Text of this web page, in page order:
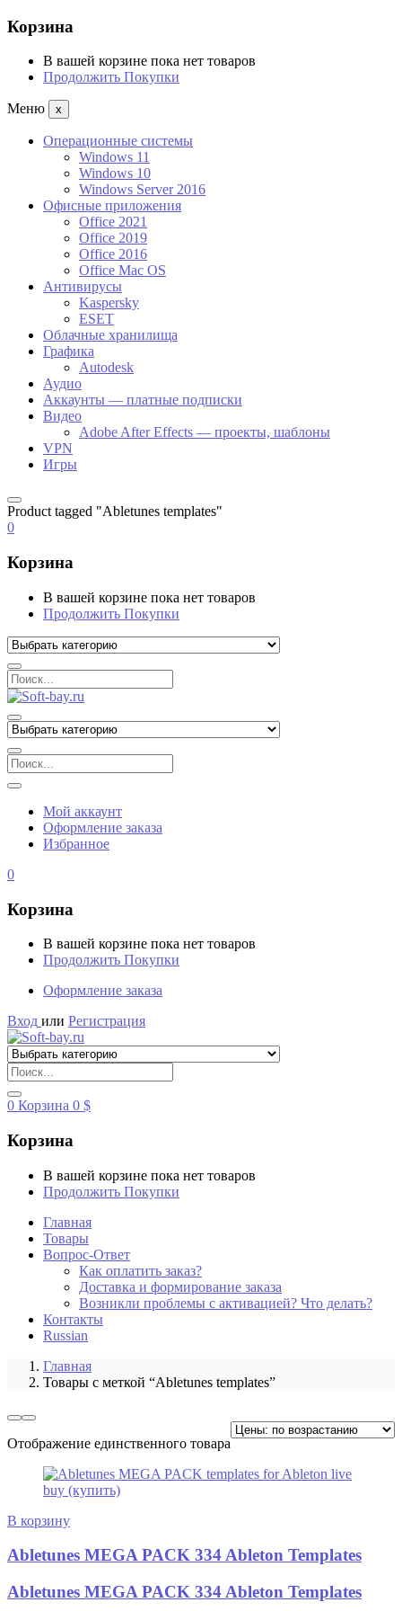
Корзина
В вашей корзине пока нет товаров
Продолжить Покупки
Меню x
Операционные системы
Windows 11
Windows 10
Windows Server 2016
Офисные приложения
Office 2021
Office 2019
Office 2016
Office Mac OS
Антивирусы
Kaspersky
ESET
Облачные хранилища
Графика
Autodesk
Аудио
Аккаунты — платные подписки
Видео
Adobe After Effects — проекты, шаблоны
VPN
Игры
Product tagged "Abletunes templates"
0
Корзина
В вашей корзине пока нет товаров
Продолжить Покупки
Мой аккаунт
Оформление заказа
Избранное
0
Корзина
В вашей корзине пока нет товаров
Продолжить Покупки
Оформление заказа
Вход или Регистрация
0 Корзина 0 $
Корзина
В вашей корзине пока нет товаров
Продолжить Покупки
Главная
Товары
Вопрос-Ответ
Как оплатить заказ?
Доставка и формирование заказа
Возникли проблемы с активацией? Что делать?
Контакты
Russian
Главная
Товары с меткой “Abletunes templates”
Отображение единственного товара
В корзину
Abletunes MEGA PACK 334 Ableton Templates
Abletunes MEGA PACK 334 Ableton Templates